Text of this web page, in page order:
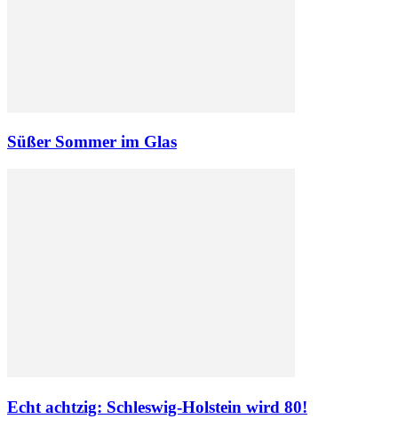
Süßer Sommer im Glas
Echt achtzig: Schleswig-Holstein wird 80!